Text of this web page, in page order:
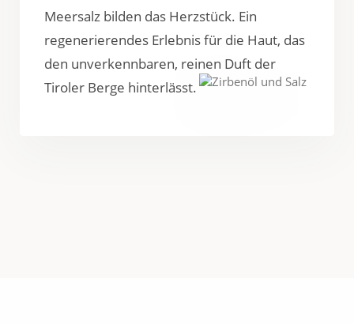
Meersalz bilden das Herzstück. Ein
regenerierendes Erlebnis für die Haut, das
den unverkennbaren, reinen Duft der
Tiroler Berge hinterlässt.